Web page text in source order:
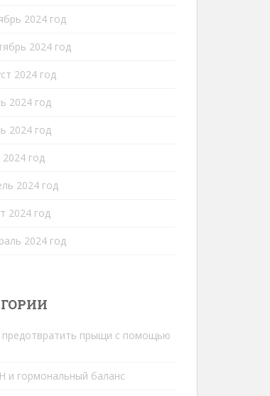
2024 год
2024 год
2024 год
2024 год
2024 год
год
2024 год
2024 год
2024 год
предотвратить прыщи с помощью
и гормональный баланс